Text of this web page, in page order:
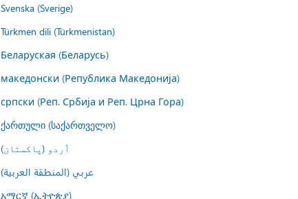
Svenska (Sverige)
Türkmen dili (Türkmenistan)
Беларуская (Беларусь)
македонски (Република Македонија)
српски (Реп. Србија и Реп. Црна Гора)
ქართული (საქართველო)
اُردو (پاکستان)
عربي (المنطقة العربية)
አማርኛ (ኢትዮጵያ)